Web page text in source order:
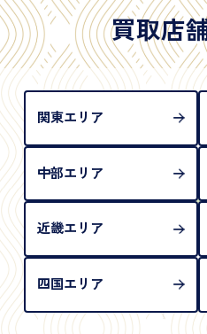
は「所持人記入欄（住
め、単体では古物営業
められない（住所確認
が必要となります
買取店
関東エリア
中部エリア
近畿エリア
四国エリア